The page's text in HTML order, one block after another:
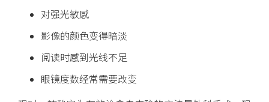
对强光敏感
影像的颜色变得暗淡
阅读时感到光线不足
眼镜度数经常需要改变